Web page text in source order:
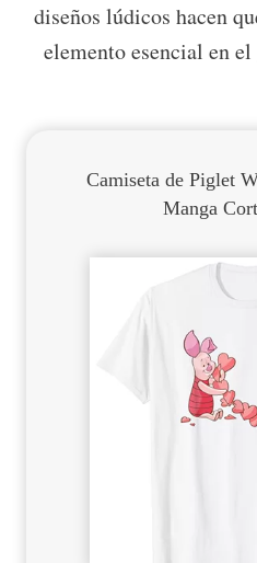
diseños lúdicos hacen
elemento esencial en
Camiseta de Piglet
Manga